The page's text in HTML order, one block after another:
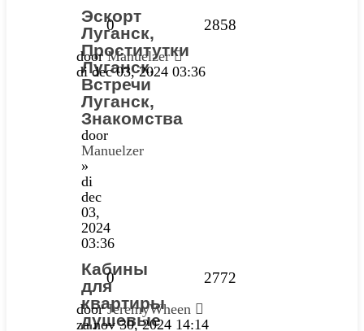
Эскорт
Луганск,
Проститутки
Луганск,
Встречи
Луганск,
Знакомства
door
Manuelzer
»
di
dec
03,
2024
03:36
0 2858
doorManuelzer
di dec 03, 2024 03:36
Кабины
для
квартиры
душевые
0 2772
doorJeremyWheen
za nov 30, 2024 14:14